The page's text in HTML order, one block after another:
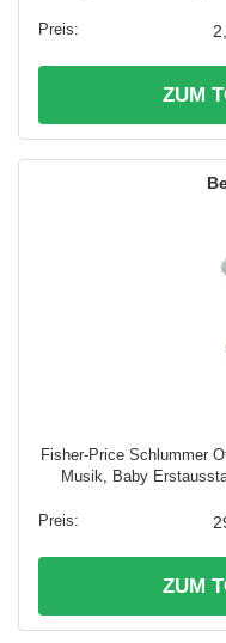
ZUM
Fisher-Price Schlummer
Musik, Baby
ZUM